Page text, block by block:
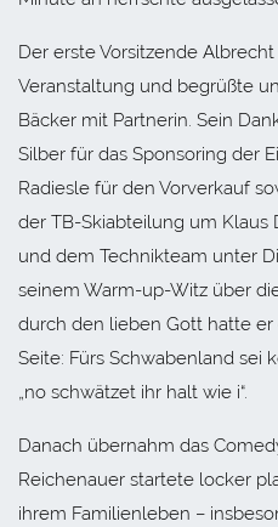
Der erste Vorsitzende
Veranstaltung und begrüßte
Bäcker mit Partnerin. Sein
Silber für das Sponsoring der
Radiesle für den Vorverkauf
der TB-Skiabteilung um Klaus
und dem Technikteam unter
seinem Warm-up-Witz über
durch den lieben Gott hatte
Seite: Fürs Schwabenland sei
„no schwätzet ihr halt wie i“.
Danach übernahm das
Reichenauer startete locker
ihrem Familienleben –